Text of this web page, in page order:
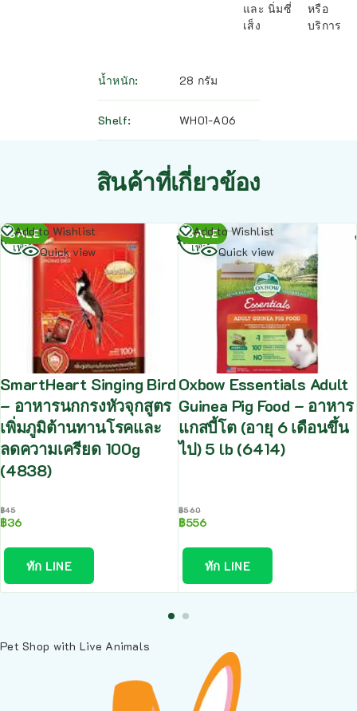
และ นิ่มซี่
เส็ง
หรือ
บริการ
น้ำหนัก 28 กรัม
Shelf WH01-A06
สินค้าที่เกี่ยวข้อง
SALE
Add to Wishlist
Quick view
SmartHeart Singing Bird
– อาหารนกกรงหัวจุกสูตร
เพิ่มภูมิต้านทานโรคและ
ลดความเครียด 100g
(4838)
฿45
฿36
ทัก LINE
อ่าน
เพิ่ม
SALE
Add to Wishlist
Quick view
Oxbow Essentials Adult
Guinea Pig Food – อาหาร
แกสบี้โต (อายุ 6 เดือนขึ้น
ไป) 5 lb (6414)
฿560
฿556
ทัก LINE
อ่าน
เพิ่ม
Pet Shop with Live Animals